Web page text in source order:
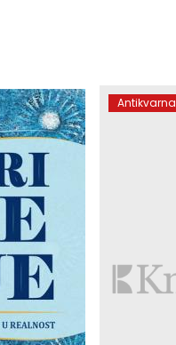
Antikvarna